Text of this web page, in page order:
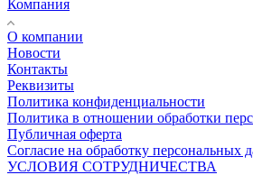
Компания
О компании
Новости
Контакты
Реквизиты
Политика конфиденциальности
Политика в отношении обработки
Публичная оферта
Согласие на обработку персональных
УСЛОВИЯ СОТРУДНИЧЕСТВА